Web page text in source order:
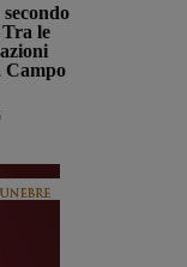
le
Campo